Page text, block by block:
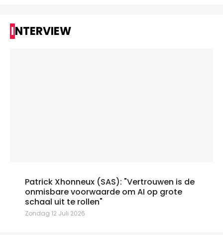
INTERVIEW
Patrick Xhonneux (SAS): "Vertrouwen is de
onmisbare voorwaarde om AI op grote
schaal uit te rollen"
Zondag 12 Juli 2026